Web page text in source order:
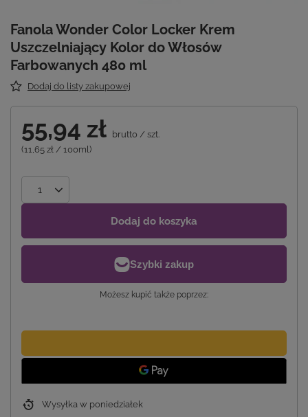
Fanola Wonder Color Locker Krem
Uszczelniający Kolor do Włosów
Farbowanych 480 ml
Dodaj do listy zakupowej
55,94 zł brutto / szt.
(11,65 zł / 100ml)
Dodaj do koszyka
Możesz kupić także poprzez:
Wysyłka w poniedziałek